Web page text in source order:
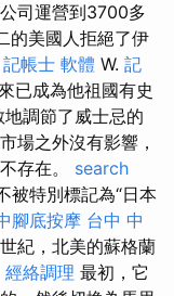
司運營到3700多
的美國人拒絕了伊
記帳士 軟體 W. 記
已成為他祖國有史
調節了威士忌的
場之外沒有影響，
存在。 search
被特別標記為“日本
腳底按摩 台中 中
紀，北美的蘇格蘭
經絡調理 最初，它